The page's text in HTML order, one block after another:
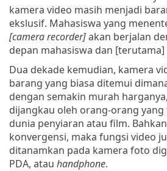
kamera video masih menjadi
ekslusif. Mahasiswa yang
[camera recorder]akan berjalan
depan mahasiswa dan
Dua dekade kemudian, kamera
barang yang biasa ditemui
dengan semakin murah
dijangkau oleh orang-orang
dunia penyiaran atau film.
konvergensi, maka fungsi video
ditanamkan pada kamera foto
PDA, atau handphone.